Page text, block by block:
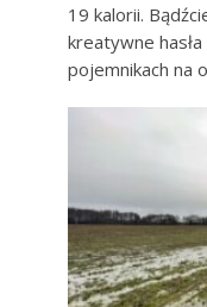
19 kalorii.
kreatywne
pojemnikach na